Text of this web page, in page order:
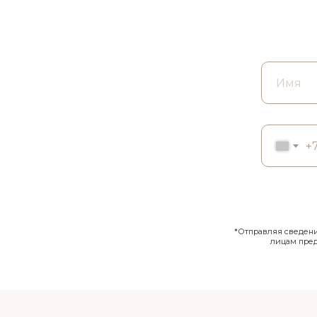
*Отправляя
лицам